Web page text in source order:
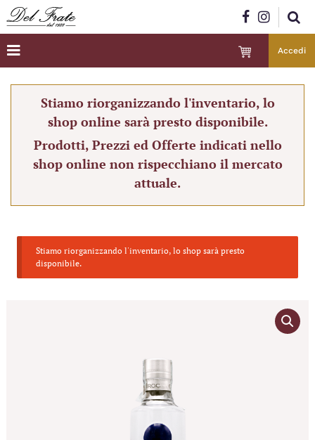
Accedi
Stiamo riorganizzando l'inventario, lo
shop online sarà presto disponibile.
Prodotti, Prezzi ed Offerte indicati nello
shop online non rispecchiano il mercato
attuale.
Stiamo riorganizzando l'inventario, lo shop sarà presto
disponibile.